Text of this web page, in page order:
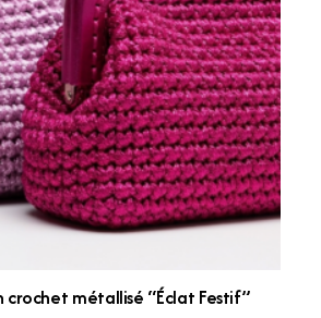
métallisé “Éclat Festif”